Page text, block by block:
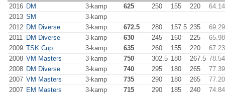
2016 DM 3-kamp 625 250 155 220
64.14
2013 SM
3-kamp
2012 DM Diverse 3-kamp 672.5 280 157.5 235
69.29
2011 DM Diverse 3-kamp 630 245 160 225
65.98
2009 TSK Cup 3-kamp 635 260 155 220
67.23
2008 VM Masters 3-kamp 750 302.5 180 267.5 78.54
2008 DM Diverse 3-kamp 740 295 180 265
77.39
2007 VM Masters 3-kamp 735 290 180 265
77.20
2007 EM Masters 3-kamp 715 290 185 240
74.84